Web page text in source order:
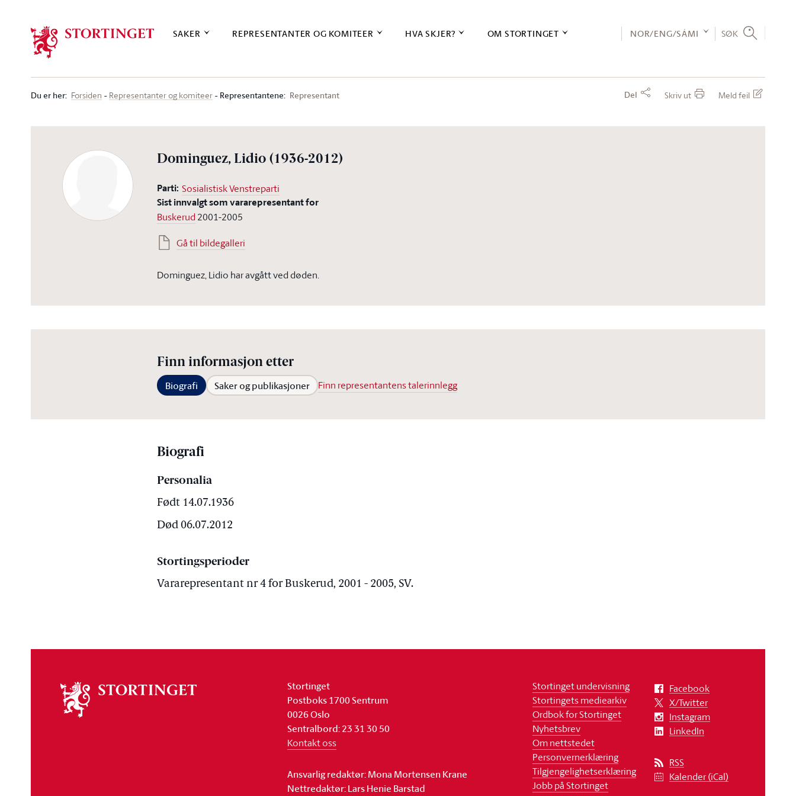
SAKER REPRESENTANTER OG KOMITEER HVA SKJER? OM STORTINGET NOR/ENG/SÁMI SØK
Du er her: Forsiden Representanter og komiteer Representantene: Representant Del Skriv ut Meld feil
Dominguez, Lidio (1936-2012)
Parti: Sosialistisk Venstreparti
Sist innvalgt som vararepresentant for
Buskerud 2001-2005
Gå til bildegalleri
Dominguez, Lidio har avgått ved døden.
Finn informasjon etter
Biografi Saker og publikasjoner Finn representantens talerinnlegg
Biografi
Personalia
Født 14.07.1936
Død 06.07.2012
Stortingsperioder
Vararepresentant nr 4 for Buskerud, 2001 - 2005, SV.
stortinget
Stortinget
Postboks 1700 Sentrum
0026 Oslo
Sentralbord: 23 31 30 50
Kontakt oss
Ansvarlig redaktør: Mona Mortensen Krane
Nettredaktør: Lars Henie Barstad
Stortinget undervisning
Stortingets mediearkiv
Ordbok for Stortinget
Nyhetsbrev
Om nettstedet
Personvernerklæring
Tilgjengelighetserklæring
Jobb på Stortinget
Facebook
X/Twitter
Instagram
LinkedIn
RSS
Kalender (iCal)